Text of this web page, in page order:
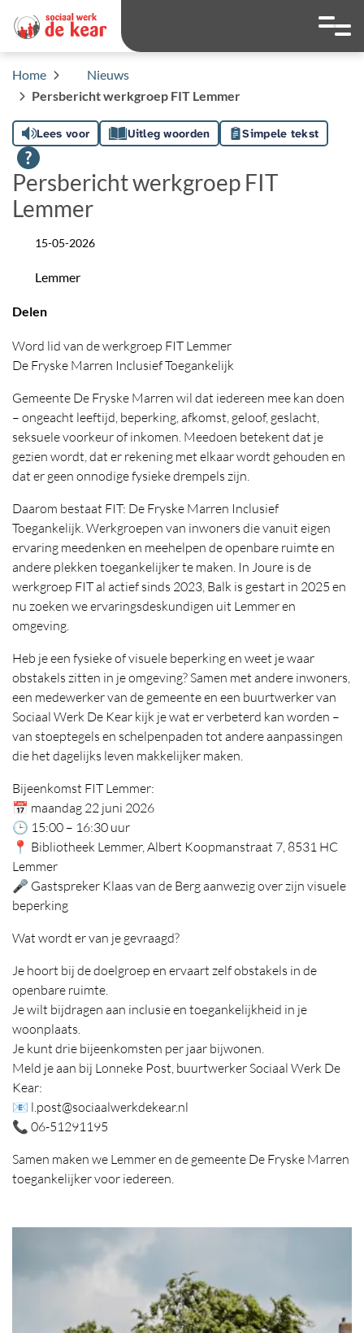
Hoog contrast
Ga naar
Home
Nieuws
Persbericht werkgroep FIT Lemmer
Lees voor Uitleg woorden Simpele tekst
Persbericht werkgroep FIT
Lemmer
Datum
15-05-2026
LocatieLemmer
Delen
Word lid van de werkgroep FIT Lemmer
De Fryske Marren Inclusief Toegankelijk
Gemeente De Fryske Marren wil dat iedereen mee kan doen
– ongeacht leeftijd, beperking, afkomst, geloof, geslacht,
seksuele voorkeur of inkomen. Meedoen betekent dat je
gezien wordt, dat er rekening met elkaar wordt gehouden en
dat er geen onnodige fysieke drempels zijn.
Daarom bestaat FIT: De Fryske Marren Inclusief
Toegankelijk. Werkgroepen van inwoners die vanuit eigen
ervaring meedenken en meehelpen de openbare ruimte en
andere plekken toegankelijker te maken. In Joure is de
werkgroep FIT al actief sinds 2023, Balk is gestart in 2025 en
nu zoeken we ervaringsdeskundigen uit Lemmer en
omgeving.
Heb je een fysieke of visuele beperking en weet je waar
obstakels zitten in je omgeving? Samen met andere inwoners,
een medewerker van de gemeente en een buurtwerker van
Sociaal Werk De Kear kijk je wat er verbeterd kan worden –
van stoeptegels en schelpenpaden tot andere aanpassingen
die het dagelijks leven makkelijker maken.
Bijeenkomst FIT Lemmer:
📅 maandag 22 juni 2026
🕒 15:00 – 16:30 uur
📍 Bibliotheek Lemmer, Albert Koopmanstraat 7, 8531 HC
Lemmer
🎤 Gastspreker Klaas van de Berg aanwezig over zijn visuele
beperking
Wat wordt er van je gevraagd?
Je hoort bij de doelgroep en ervaart zelf obstakels in de
openbare ruimte.
Je wilt bijdragen aan inclusie en toegankelijkheid in je
woonplaats.
Je kunt drie bijeenkomsten per jaar bijwonen.
Meld je aan bij Lonneke Post, buurtwerker Sociaal Werk De
Kear:
📧 l.post@sociaalwerkdekear.nl
📞 06-51291195
Samen maken we Lemmer en de gemeente De Fryske Marren
toegankelijker voor iedereen.